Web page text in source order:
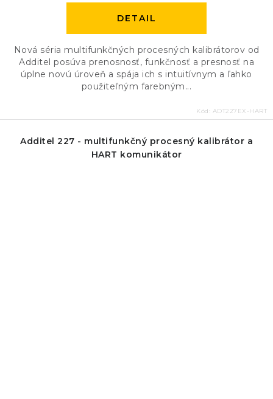
DETAIL
Nová séria multifunkčných procesných kalibrátorov od
Additel posúva prenosnosť, funkčnosť a presnosť na
úplne novú úroveň a spája ich s intuitívnym a ľahko
použiteľným farebným...
Kód: ADT227EX-HART
Additel 227 - multifunkčný procesný kalibrátor a
HART komunikátor